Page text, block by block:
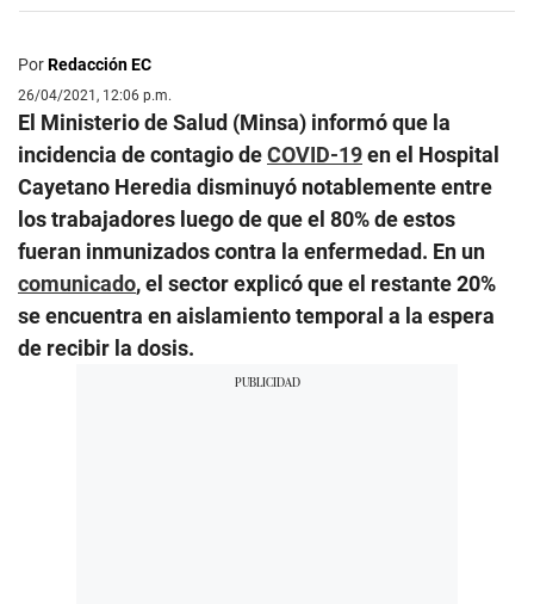
PorRedacción EC
26/04/2021, 12:06 p.m.
El Ministerio de Salud (Minsa) informó que la
incidencia de contagio deCOVID-19en el Hospital
Cayetano Heredia disminuyó notablemente entre
los trabajadores luego de que el 80% de estos
fueran inmunizados contra la enfermedad. En un
comunicado, el sector explicó que el restante 20%
se encuentra en aislamiento temporal a la espera
de recibir la dosis.